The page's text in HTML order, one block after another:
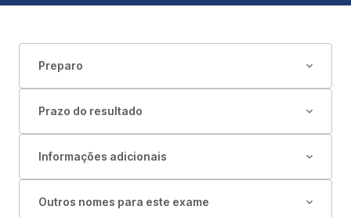
Preparo
Prazo do resultado
Informações adicionais
Outros nomes para este exame